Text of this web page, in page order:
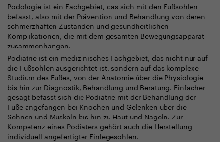
Podologie ist ein Fachgebiet, das sich mit den Fußsohlen
befasst, also mit der Prävention und Behandlung von deren
schmerzhaften Zuständen und gesundheitlichen
Komplikationen, die mit dem gesamten Bewegungsapparat
zusammenhängen.
Podiatrie ist ein medizinisches Fachgebiet, das nicht nur auf
die Fußsohlen ausgerichtet ist, sondern auf das komplexe
Studium des Fußes, von der Anatomie über die Physiologie
bis hin zur Diagnostik, Behandlung und Beratung. Einfacher
gesagt befasst sich die Podiatrie mit der Behandlung der
Füße angefangen bei Knochen und Gelenken über die
Sehnen und Muskeln bis hin zu Haut und Nägeln. Zur
Kompetenz eines Podiaters gehört auch die Herstellung
individuell angefertigter Einlegesohlen.